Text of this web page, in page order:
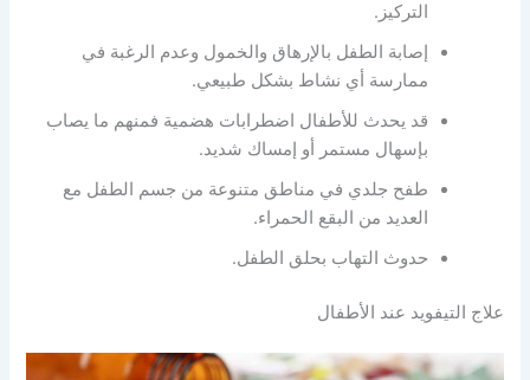
التركيز.
إصابة الطفل بالإرهاق والخمول وعدم الرغبة في
ممارسة أي نشاط بشكل طبيعي.
قد يحدث للأطفال اضطرابات هضمية فمنهم ما يصاب
بإسهال مستمر أو إمساك شديد.
طفح جلدي في مناطق متنوعة من جسم الطفل مع
العديد من البقع الحمراء.
حدوث التهاب بحلق الطفل.
علاج التيفويد عند الأطفال